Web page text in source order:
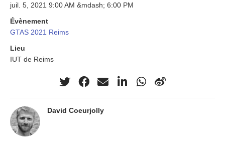
juil. 5, 2021 9:00 AM &mdash; 6:00 PM
Évènement
GTAS 2021 Reims
Lieu
IUT de Reims
David Coeurjolly